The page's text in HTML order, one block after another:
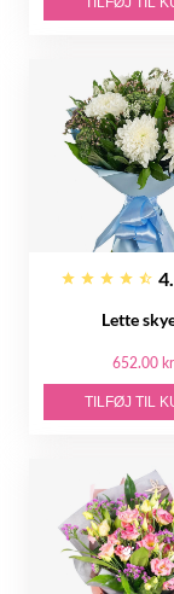
Lette
652.00 kr
TILFØJ TIL